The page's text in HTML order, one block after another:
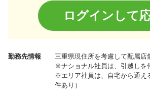
ログインして
勤務先情報 三重県現住所を考慮して配属店
※ナショナル社員は、引越しを
※エリア社員は、自宅から通え
件あり）